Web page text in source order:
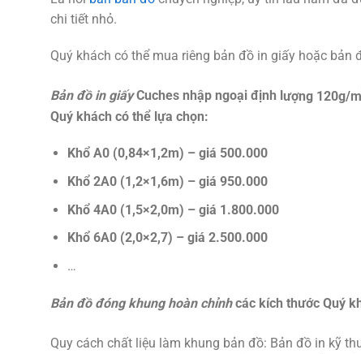
chi tiết nhỏ.
Quý khách có thể mua riêng bản đồ in giấy hoặc bản
Bản đồ in giấyCuches nhập ngoại định l ượng 120g/m
Quý khách có thể lựa chọn:
KhổA0 (0,84×1,2m) – giá 500.000
Khổ2A0 (1,2×1,6m) – giá 950.000
Khổ4A0 (1,5×2,0m) – giá 1.800.000
Khổ6A0 (2,0×2,7) – giá 2.500.000
…
Bản đồ đóng khung hoàn chỉnhcác kích thước Quý
Quy cách chất liệu làm khung bản đồ: Bản đồ in kỹ